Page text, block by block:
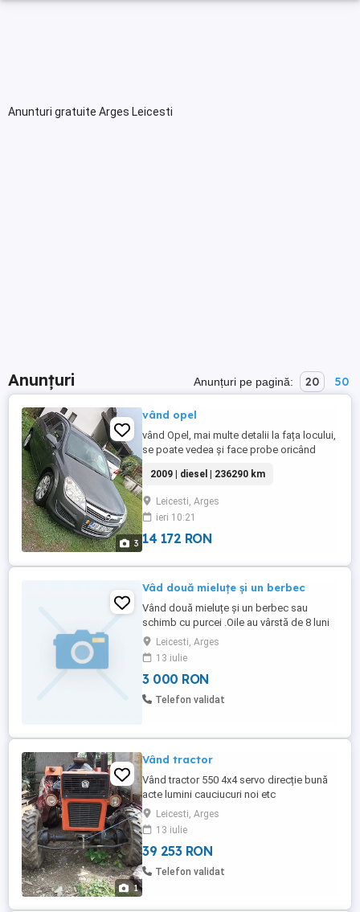
Anunturi gratuite Arges Leicesti
Anunțuri Anunțuri pe pagină: 20 50
3
vând opel
vând Opel, mai multe detalii la fața locului,
se poate vedea și face probe oricând
2009 | diesel | 236290 km
Leicesti, Arges
ieri 10:21
14 172 RON
Vâd două mieluțe și un berbec
Vând două mieluțe și un berbec sau
schimb cu purcei .Oile au vârstă de 8 luni
carabașe sârbești pentru detali sunați la
numărul
Leicesti, Arges
13 iulie
3 000 RON
Telefon validat
1
Vând tractor
Vând tractor 550 4x4 servo direcție bună
acte lumini cauciucuri noi etc
Leicesti, Arges
13 iulie
39 253 RON
Telefon validat